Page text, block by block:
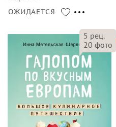
ОЖИДАЕТСЯ
5 рец.
20 фото